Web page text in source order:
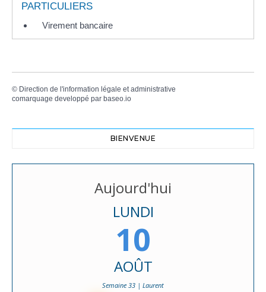
PARTICULIERS
Virement bancaire
© Direction de l'information légale et administrative
comarquage developpé par baseo.io
BIENVENUE
Aujourd'hui
LUNDI
10
AOÛT
Semaine 33 | Laurent